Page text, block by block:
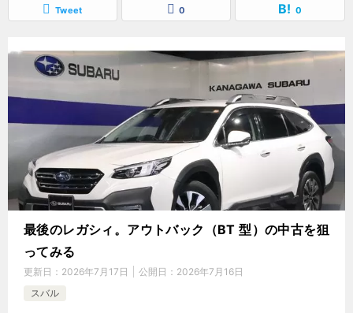
Tweet 0 0
最後のレガシィ。アウトバック（BT 型）の中古を狙
ってみる
更新日： 2026年7月17日 公開日： 2026年7月16日
スバル